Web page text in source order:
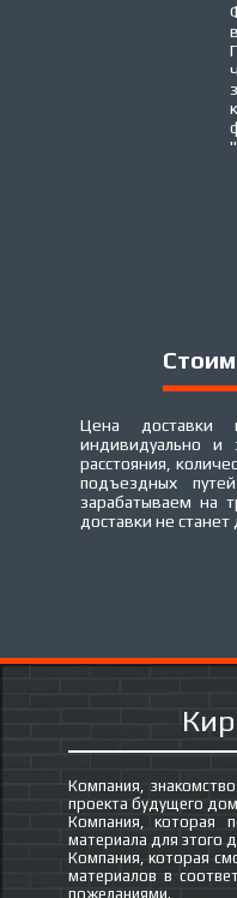
Цена доставки
индивидуально и
расстояния,
подъездных
зарабатываем на
доставки не
Компания,
проекта будущего
Компания, которая
материала для этого
Компания, которая
материалов в
пожеланиями.